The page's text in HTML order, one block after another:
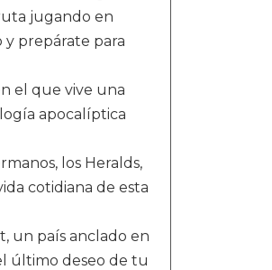
jugando en
prepárate para
el que vive una
apocalíptica
los Heralds,
cotidiana de esta
un país anclado en
último deseo de tu